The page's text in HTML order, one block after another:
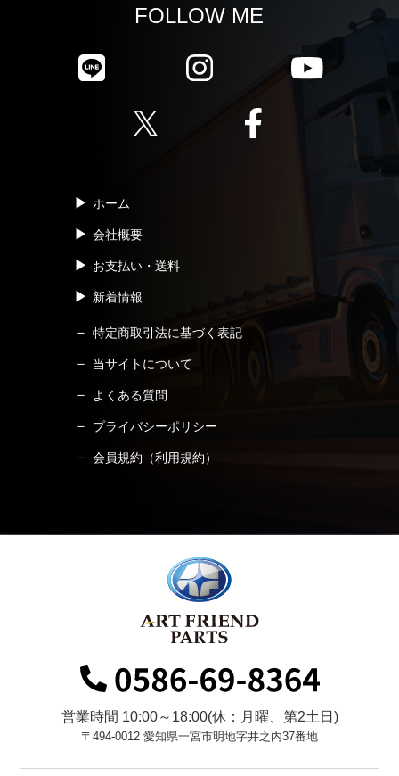
FOLLOW ME
ホーム
会社概要
お支払い・送料
新着情報
特定商取引法に基づく表記
当サイトについて
よくある質問
プライバシーポリシー
会員規約（利用規約）
営業時間 10:00～18:00(休：月曜、第2土日)
〒494-0012 愛知県一宮市明地字井之内37番地